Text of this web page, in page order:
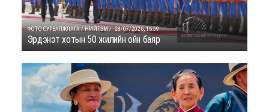
ФОТО СУРВАЛЖЛАГА / НИЙГЭМ / 28/07/2026, 16:59
Эрдэнэт хотын 50 жилийн ойн баяр